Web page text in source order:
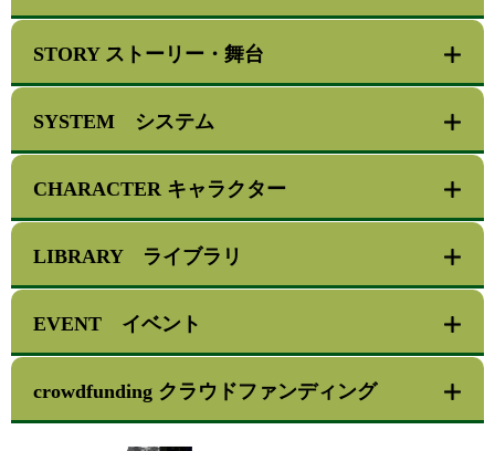
STORY ストーリー・舞台
SYSTEM システム
CHARACTER キャラクター
LIBRARY ライブラリ
EVENT イベント
crowdfunding クラウドファンディング